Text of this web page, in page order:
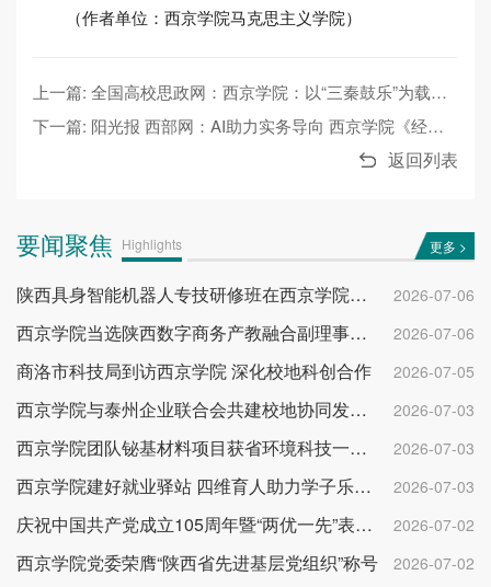
（作者单位：西京学院马克思主义学院）
上一篇: 全国高校思政网：西京学院：以“三秦鼓乐”为载体，探索“匠心精神+艺术素 养”实践育人新路径
下一篇: 阳光报 西部网：AI助力实务导向 西京学院《经济法》课改成效显著
返回列表
要闻聚焦 Highlights 更多 >
陕西具身智能机器人专技研修班在西京学院开班 2026-07-06
西京学院当选陕西数字商务产教融合副理事长单位 2026-07-06
商洛市科技局到访西京学院 深化校地科创合作 2026-07-05
西京学院与泰州企业联合会共建校地协同发展平台 2026-07-03
西京学院团队铋基材料项目获省环境科技一等奖 2026-07-03
西京学院建好就业驿站 四维育人助力学子乐业成才 2026-07-03
庆祝中国共产党成立105周年暨“两优一先”表彰大会举行 2026-07-02
西京学院党委荣膺“陕西省先进基层党组织”称号 2026-07-02